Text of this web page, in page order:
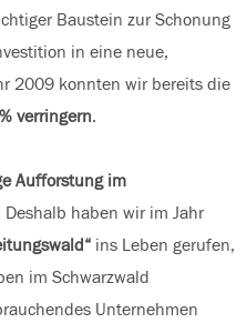
Baustein zur Schonung
in eine neue,
2009 konnten wir bereits die
verringern.
Aufforstung im
Deshalb haben wir im Jahr
ins Leben gerufen,
im Schwarzwald
Unternehmen